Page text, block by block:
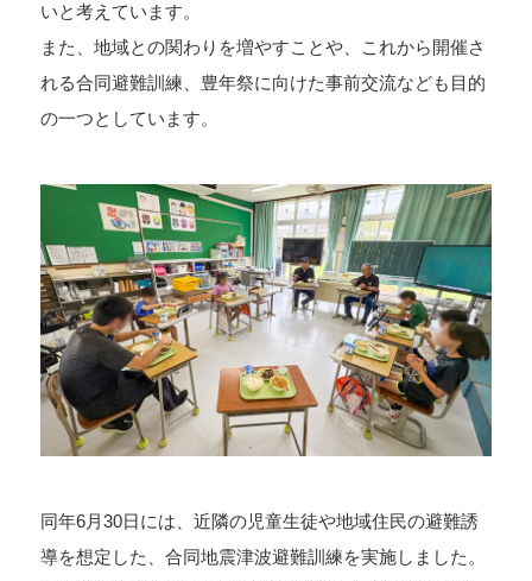
いと考えています。
また、地域との関わりを増やすことや、これから開催さ
れる合同避難訓練、豊年祭に向けた事前交流なども目的
の一つとしています。
同年6月30日には、近隣の児童生徒や地域住民の避難誘
導を想定した、合同地震津波避難訓練を実施しました。